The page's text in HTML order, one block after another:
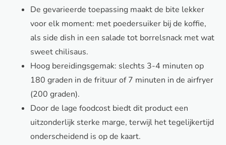
De gevarieerde toepassing maakt de bite lekker
voor elk moment: met poedersuiker bij de koffie,
als side dish in een salade tot borrelsnack met wat
sweet chilisaus.
Hoog bereidingsgemak: slechts 3-4 minuten op
180 graden in de frituur of 7 minuten in de airfryer
(200 graden).
Door de lage foodcost biedt dit product een
uitzonderlijk sterke marge, terwijl het tegelijkertijd
onderscheidend is op de kaart.